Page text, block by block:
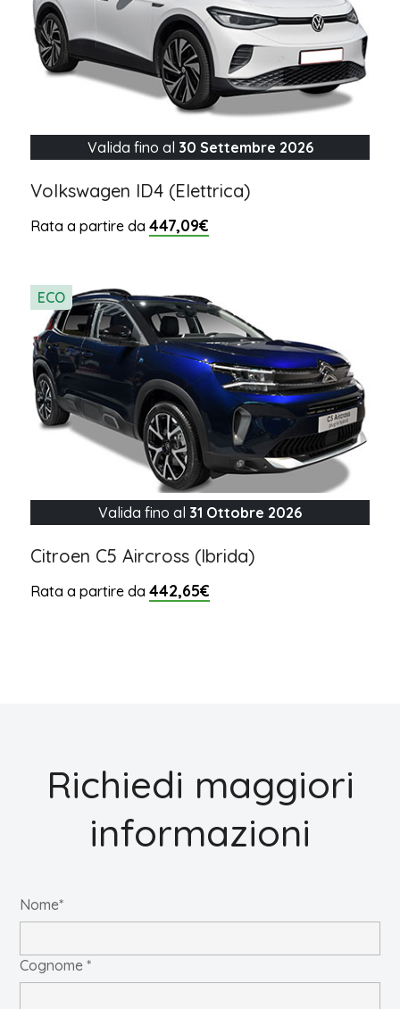
Valida fino al 30 Settembre 2026
Volkswagen ID4 (Elettrica)
Rata a partire da447,09€
ECO
Valida fino al 31 Ottobre 2026
Citroen C5 Aircross (Ibrida)
Rata a partire da442,65€
Richiedi maggiori
informazioni
Nome*
Cognome *